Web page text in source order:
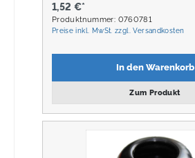
1,52 €*
Produktnummer: 0760781
Preise inkl. MwSt. zzgl. Versandkosten
In den Warenkorb
Zum Produkt